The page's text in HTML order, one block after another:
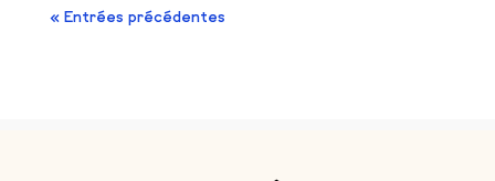
« Entrées précédentes